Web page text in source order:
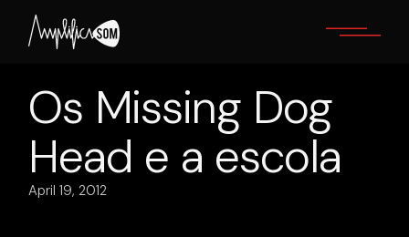
content
Os Missing Dog
Head e a escola
April 19, 2012